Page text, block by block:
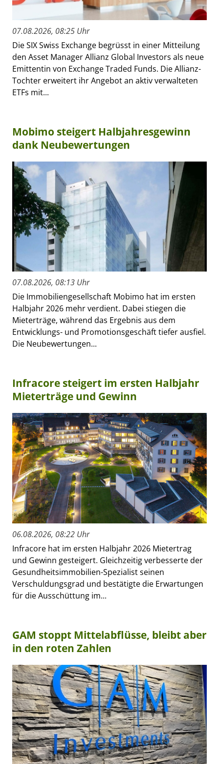
07.08.2026, 08:25 Uhr
Die SIX Swiss Exchange begrüsst in einer Mitteilung
den Asset Manager Allianz Global Investors als neue
Emittentin von Exchange Traded Funds. Die Allianz-
Tochter erweitert ihr Angebot an aktiv verwalteten
ETFs mit...
Mobimo steigert Halbjahresgewinn
dank Neubewertungen
07.08.2026, 08:13 Uhr
Die Immobiliengesellschaft Mobimo hat im ersten
Halbjahr 2026 mehr verdient. Dabei stiegen die
Mieterträge, während das Ergebnis aus dem
Entwicklungs- und Promotionsgeschäft tiefer ausfiel.
Die Neubewertungen...
Infracore steigert im ersten Halbjahr
Mieterträge und Gewinn
06.08.2026, 08:22 Uhr
Infracore hat im ersten Halbjahr 2026 Mietertrag
und Gewinn gesteigert. Gleichzeitig verbesserte der
Gesundheitsimmobilien-Spezialist seinen
Verschuldungsgrad und bestätigte die Erwartungen
für die Ausschüttung im...
GAM stoppt Mittelabflüsse, bleibt aber
in den roten Zahlen